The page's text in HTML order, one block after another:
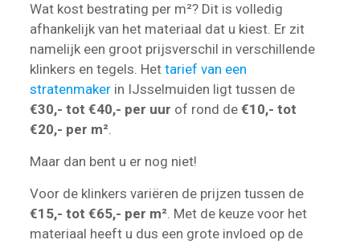
Wat kost bestrating per m²? Dit is volledig
afhankelijk van het materiaal dat u kiest. Er zit
namelijk een groot prijsverschil in verschillende
klinkers en tegels. Het tarief van een
stratenmakerin IJsselmuiden ligt tussen de
€30,- tot €40,- per uur of rond de €10,- tot
€20,- per m².
Maar dan bent u er nog niet!
Voor de klinkers variëren de prijzen tussen de
€15,- tot €65,- per m². Met de keuze voor het
materiaal heeft u dus een grote invloed op de